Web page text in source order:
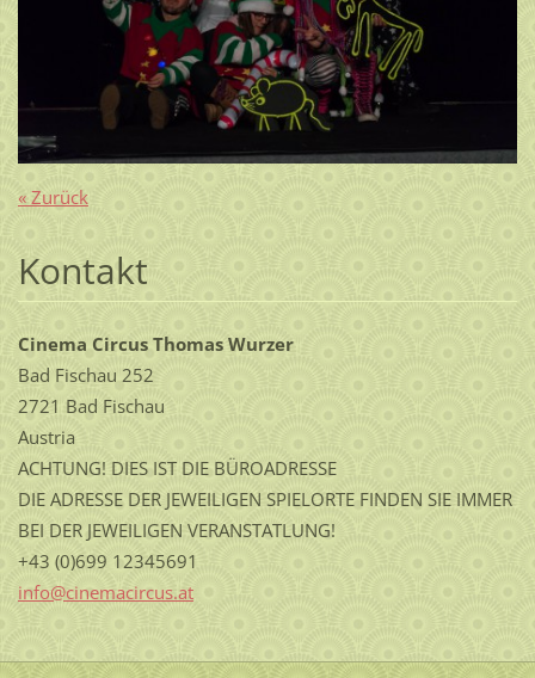
« Zurück
Kontakt
Cinema Circus Thomas Wurzer
Bad Fischau 252
2721 Bad Fischau
Austria
ACHTUNG! DIES IST DIE BÜROADRESSE
DIE ADRESSE DER JEWEILIGEN SPIELORTE FINDEN SIE IMMER
BEI DER JEWEILIGEN VERANSTATLUNG!
+43 (0)699 12345691
info@cinemacircus.at